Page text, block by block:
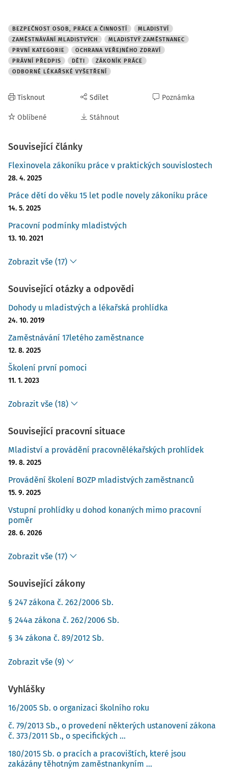
jejich zaměstnávání v kulturní, umělecké, sportovní nebo
reklamní oblasti. Tak se stalo novýmzákonem o
zaměstnanostič.
BEZPEČNOST OSOB, PRÁCE A ČINNOSTÍ
MLADISTVÍ
ZAMĚSTNÁVÁNÍ MLADISTVÝCH
MLADISTVÝ ZAMĚSTNANEC
PRVNÍ KATEGORIE
OCHRANA VEŘEJNÉHO ZDRAVÍ
PRÁVNÍ PŘEDPIS
DĚTI
ZÁKONÍK PRÁCE
ODBORNÉ LÉKAŘSKÉ VYŠETŘENÍ
Tisknout
Oblíbené
Sdílet
Stáhnout
Poznámka
Související články
Flexinovela zákoníku práce v praktických souvislostech
28. 4. 2025
Práce dětí do věku 15 let podle novely zákoníku práce
14. 5. 2025
Pracovní podmínky mladistvých
13. 10. 2021
Zobrazit vše (17)
Související otázky a odpovědi
Dohody u mladistvých a lékařská prohlídka
24. 10. 2019
Zaměstnávání 17letého zaměstnance
12. 8. 2025
Školení první pomoci
11. 1. 2023
Zobrazit vše (18)
Související pracovní situace
Mladiství a provádění pracovnělékařských prohlídek
19. 8. 2025
Provádění školení BOZP mladistvých zaměstnanců
15. 9. 2025
Vstupní prohlídky u dohod konaných mimo pracovní
poměr
28. 6. 2026
Zobrazit vše (17)
Související zákony
§ 247 zákona č. 262/2006 Sb.
§ 244a zákona č. 262/2006 Sb.
§ 34 zákona č. 89/2012 Sb.
Zobrazit vše (9)
Vyhlášky
16/2005 Sb. o organizaci školního roku
č. 79/2013 Sb., o provedení některých ustanovení zákona
č. 373/2011 Sb., o specifických ...
180/2015 Sb. o pracích a pracovištích, které jsou
zakázány těhotným zaměstnankyním ...